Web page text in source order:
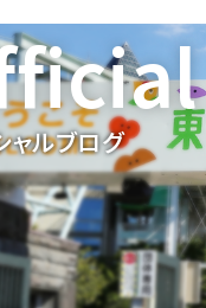
ャルブログ